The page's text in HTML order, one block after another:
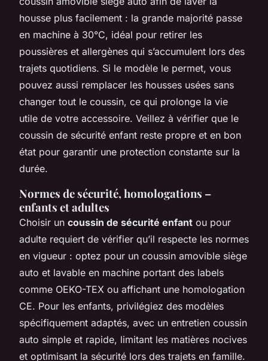
housse plus facilement : la grande majorité passe
en machine à 30°C, idéal pour retirer les
poussières et allergènes qui s’accumulent lors des
trajets quotidiens. Si le modèle le permet, vous
pouvez aussi remplacer les housses usées sans
changer tout le coussin, ce qui prolonge la vie
utile de votre accessoire. Veillez à vérifier que le
coussin de sécurité enfant reste propre et en bon
état pour garantir une protection constante sur la
durée.
Normes de sécurité, homologations –
enfants et adultes
Choisir un coussin de sécurité enfant ou pour
adulte requiert de vérifier qu’il respecte les normes
en vigueur : optez pour un coussin amovible siège
auto et lavable en machine portant des labels
comme OEKO-TEX ou affichant une homologation
CE. Pour les enfants, privilégiez des modèles
spécifiquement adaptés, avec un entretien coussin
auto simple et rapide, limitant les matières nocives
et optimisant la sécurité lors des trajets en famille.